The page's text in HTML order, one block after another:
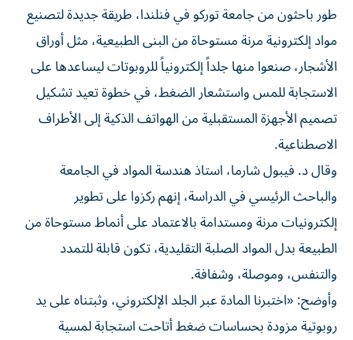
طور باحثون من جامعة توركو في فنلندا، طريقة جديدة لتصنيع
مواد إلكترونية مرنة مستوحاة من البنى الطبيعية، مثل أوراق
الأشجار، صنعوا منها جلداً إلكترونياً للروبوتات ليساعدها على
الاستجابة للمس واستشعار الضغط، في خطوة تعيد تشكيل
تصميم الأجهزة المستقبلية من الهواتف الذكية إلى الأطراف
الاصطناعية.
وقال د. فيبول شارما، استاذ هندسة المواد في الجامعة
والباحث الرئيسي في الدراسة، إنهم ركزوا على تطوير
إلكترونيات مرنة ومستدامة بالاعتماد على أنماط مستوحاة من
الطبيعة بدل المواد الصلبة التقليدية، تكون قابلة للتمدد
والتنفس، وموصلة، وشفافة.
وأوضح: «اختبرنا المادة عبر الجلد الإلكتروني، وثبتناه على يد
روبوتية مزودة بحساسات ضغط أتاحت استجابة لمسية